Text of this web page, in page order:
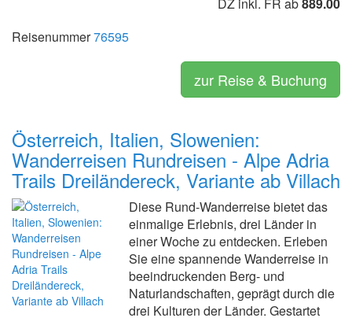
Reisenummer76595
zur Reise & Buchung
Österreich, Italien, Slowenien:
Wanderreisen Rundreisen - Alpe Adria
Trails Dreiländereck, Variante ab Villach
Diese Rund-Wanderreise bietet das
einmalige Erlebnis, drei Länder in
einer Woche zu entdecken. Erleben
Sie eine spannende Wanderreise in
beeindruckenden Berg- und
Naturlandschaften, geprägt durch die
drei Kulturen der Länder. Gestartet